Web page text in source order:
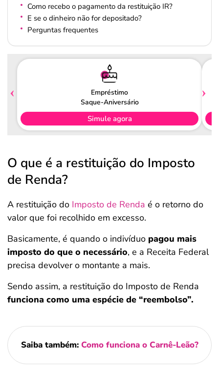
Como recebo o pagamento da restituição IR?
E se o dinheiro não for depositado?
Perguntas frequentes
Empréstimo
Saque-Aniversário
Simule agora
O que é a restituição do Imposto
de Renda?
A restituição do Imposto de Renda é o retorno do
valor que foi recolhido em excesso.
Basicamente, é quando o indivíduo pagou mais
imposto do que o necessário, e a Receita Federal
precisa devolver o montante a mais.
Sendo assim, a restituição do Imposto de Renda
funciona como uma espécie de “reembolso”.
Saiba também: Como funciona o Carnê-Leão?